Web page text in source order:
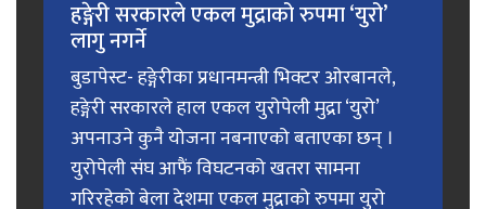
हङ्गेरी सरकारले एकल मुद्राको रुपमा ‘युरो’
लागु नगर्ने
बुडापेस्ट- हङ्गेरीका प्रधानमन्त्री भिक्टर ओरबानले,
हङ्गेरी सरकारले हाल एकल युरोपेली मुद्रा ‘युरो’
अपनाउने कुनै योजना नबनाएको बताएका छन् ।
युरोपेली संघ आफैं विघटनको खतरा सामना
गरिरहेको बेला देशमा एकल मुद्राको रुपमा युरो